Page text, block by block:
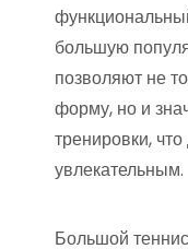
большую
позволяют не
форму, но и
тренировки,
увлекательным.
Большой